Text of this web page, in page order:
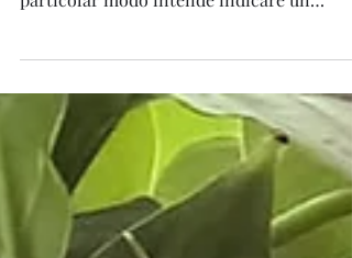
1 apr 2022
Amaro Scoccia
La parola #mandala è un termine
polisemico derivante dal sanscrito che in
particolar modo intende indicare un
oggetto, anche sacro, di...